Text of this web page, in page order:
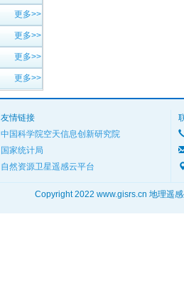
更多>>
更多>>
更多>>
更多>>
友情链接
中国科学院空天信息创新研究院
国家统计局
自然资源卫星遥感云平台
Copyright 2022 www.gisrs.cn 地理遥